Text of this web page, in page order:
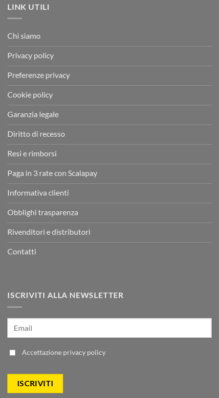
LINK UTILI
Chi siamo
Privacy policy
Preferenze privacy
Cookie policy
Garanzia legale
Diritto di recesso
Resi e rimborsi
Paga in 3 rate con Scalapay
Informativa clienti
Obblighi trasparenza
Rivenditori e distributori
Contatti
ISCRIVITI ALLA NEWSLETTER
Accettazione privacy policy